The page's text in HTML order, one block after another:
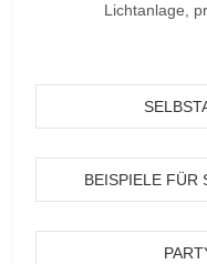
Lichtanlage,
BEISPIELE FÜR